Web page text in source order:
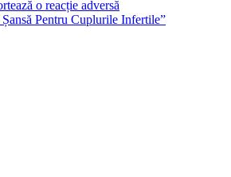
o reacție adversă
Pentru Cuplurile Infertile”